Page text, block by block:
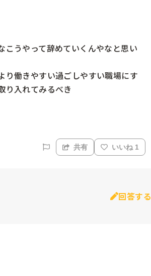
こうやって辞めていくんやなと思い
り働きやすい過ごしやすい職場にす
り入れてみるべき
共有 いいね 1
回答する